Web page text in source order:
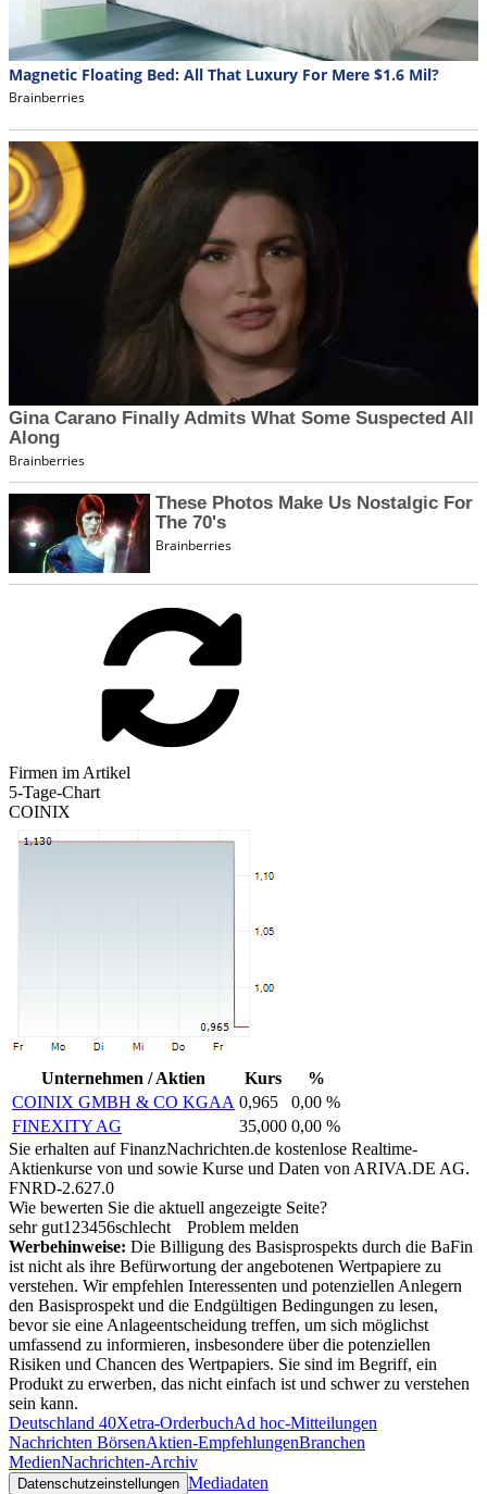
Firmen im Artikel
5-Tage-Chart
COINIX
Unternehmen / Aktien Kurs
%
COINIX GMBH & CO KGAA 0,965
0,00 %
FINEXITY AG
35,000 0,00 %
Sie erhalten auf FinanzNachrichten.de kostenlose Realtime-
Aktienkurse von und sowie Kurse und Daten von ARIVA.DE AG.
FNRD-2.627.0
Wie bewerten Sie die aktuell angezeigte Seite?
sehr gut1 23456schlecht
Problem melden
Werbehinweise: Die Billigung des Basisprospekts durch die BaFin
ist nicht als ihre Befürwortung der angebotenen Wertpapiere zu
verstehen. Wir empfehlen Interessenten und potenziellen Anlegern
den Basisprospekt und die Endgültigen Bedingungen zu lesen,
bevor sie eine Anlageentscheidung treffen, um sich möglichst
umfassend zu informieren, insbesondere über die potenziellen
Risiken und Chancen des Wertpapiers. Sie sind im Begriff, ein
Produkt zu erwerben, das nicht einfach ist und schwer zu verstehen
sein kann.
Deutschland 40Xetra-OrderbuchAd hoc-Mitteilungen
Nachrichten BörsenAktien-EmpfehlungenBranchen
MedienNachrichten-Archiv
Datenschutzeinstellungen Mediadaten